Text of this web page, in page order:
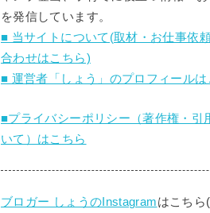
を発信しています。
■ 当サイトについて(取材・お仕事依
合わせはこちら)
■ 運営者「しょう」のプロフィールは
■プライバシーポリシー（著作権・引
いて）はこちら
ブロガー しょうのInstagramはこちら